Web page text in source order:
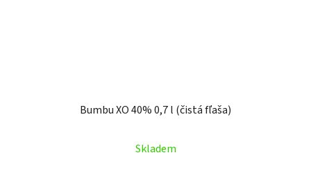
Bumbu XO 40% 0,7 l (čistá fľaša)
Skladem